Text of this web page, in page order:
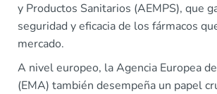
y Productos Sanitarios (AEMPS), que
seguridad y eficacia de los fármacos
mercado.
A nivel europeo, la Agencia Europea
(EMA) también desempeña un papel